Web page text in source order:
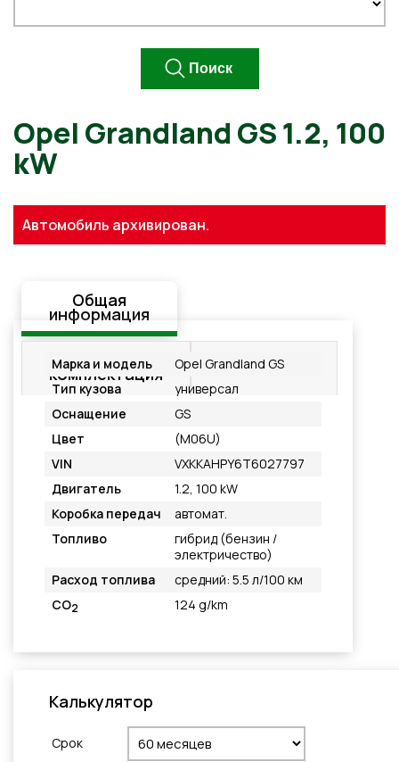
Opel Grandland GS 1.2, 100
kW
Автомобиль архивирован.
Общая
информация
Стандартная
комплектация
Подробнее
Марка и модель
Opel Grandland GS
Тип кузова
универсал
Оснащение
GS
Цвет
(M06U)
VIN
VXKKAHPY6T6027797
Двигатель
1.2, 100 kW
Коробка передач
автомат.
Топливо
гибрид (бензин /
электричество)
Расход топлива
средний: 5.5 л/100 км
CO2 124 g/km
Калькулятор
Cрок